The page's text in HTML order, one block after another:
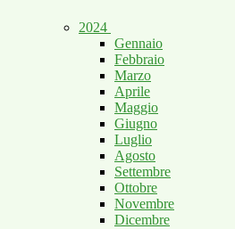
2024
Gennaio
Febbraio
Marzo
Aprile
Maggio
Giugno
Luglio
Agosto
Settembre
Ottobre
Novembre
Dicembre